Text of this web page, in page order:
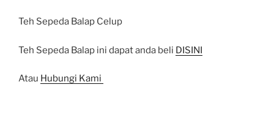
Teh Sepeda Balap Celup
Teh Sepeda Balap ini dapat anda beli DISINI
Atau Hubungi Kami